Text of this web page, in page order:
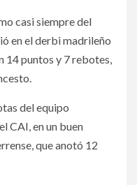
casi siempre del
en el derbi madrileño
14 puntos y 7 rebotes,
del equipo
CAI, en un buen
que anotó 12